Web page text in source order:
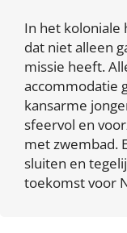
In het koloniale
dat niet alleen
missie heeft.
accommodatie
kansarme
sfeervol en
met zwembad.
sluiten en
toekomst voor